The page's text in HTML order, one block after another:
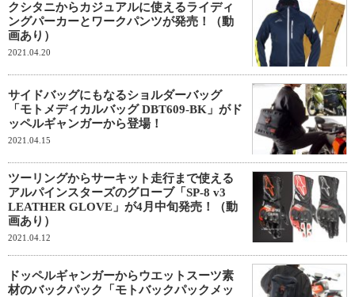
クシタニからカジュアルに使えるライディ
ングパーカーとワークパンツが発売！（動
画あり）
2021.04.20
サイドバッグにもなるショルダーバッグ
「モトメディカルバッグ DBT609-BK」がド
ッペルギャンガーから登場！
2021.04.15
ツーリングからサーキット走行まで使える
アルパインスターズのグローブ「SP-8 v3
LEATHER GLOVE」が4月中旬発売！（動
画あり）
2021.04.12
ドッペルギャンガーからウエットスーツ素
材のバックパック「モトバックパックメッ